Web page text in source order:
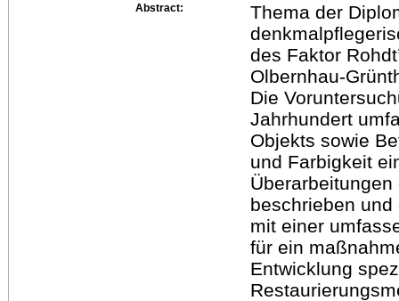
Abstract:
Thema der
des Faktor
Olbernhau-
Die
Jahrhundert
Objekts sowie
und Farbigkeit
beschrieben
mit einer
für ein
Entwicklung